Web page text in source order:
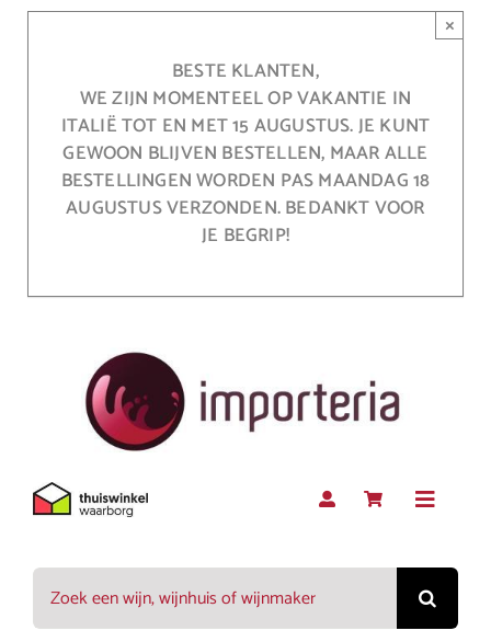
BESTE KLANTEN,
WE ZIJN MOMENTEEL OP VAKANTIE IN
ITALIË TOT EN MET 15 AUGUSTUS. JE KUNT
GEWOON BLIJVEN BESTELLEN, MAAR ALLE
BESTELLINGEN WORDEN PAS MAANDAG 18
AUGUSTUS VERZONDEN. BEDANKT VOOR
JE BEGRIP!
×
Toggle
Rood
Zoeken
naar: